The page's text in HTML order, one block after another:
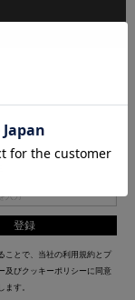
ことで、当社の利用規約 と プ
及びクッキーポリシーに同意
ます。